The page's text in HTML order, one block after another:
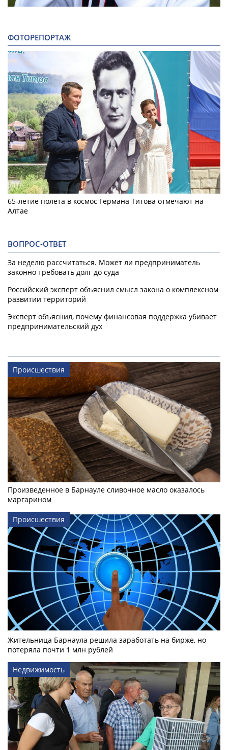
ФОТОРЕПОРТАЖ
65-летие полета в космос Германа Титова отмечают на
Алтае
ВОПРОС-ОТВЕТ
За неделю рассчитаться. Может ли предприниматель
законно требовать долг до суда
Российский эксперт объяснил смысл закона о комплексном
развитии территорий
Эксперт объяснил, почему финансовая поддержка убивает
предпринимательский дух
Происшествия
Произведенное в Барнауле сливочное масло оказалось
маргарином
Происшествия
Жительница Барнаула решила заработать на бирже, но
потеряла почти 1 млн рублей
Недвижимость